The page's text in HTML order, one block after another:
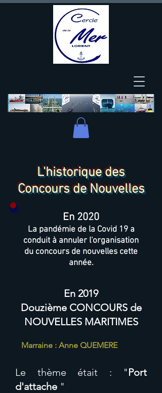
L'historique des
Concours de Nouvelles
En 2020
La pandémie de la Covid 19 a
conduit à annuler l'organisation
du concours de nouvelles cette
année.
En 2019
Douzième CONCOURS de
NOUVELLES MARITIMES
Marraine : Anne QUEMERE
Le thème était : "Port
d'attache "